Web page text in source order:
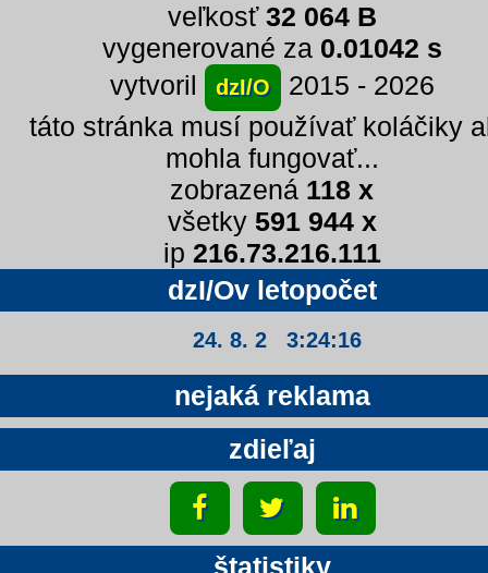
veľkosť 32 064 B
vygenerované za 0.01042 s
vytvoril
dzI/O
2015 - 2026
táto stránka musí používať koláčiky
mohla fungovať...
zobrazená 118 x
všetky 591 944 x
ip 216.73.216.111
dzI/Ov letopočet
24. 8. 2 3:24:16
nejaká reklama
zdieľaj
štatistiky